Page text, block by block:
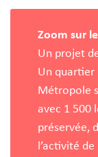
Zoom sur
Un projet
Un quartier
Métropole
avec 1 500
préservée,
l’activité